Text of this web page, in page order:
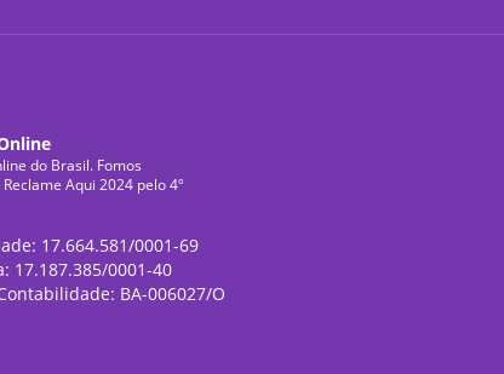
do Brasil. Fomos
Aqui 2024 pelo 4º
17.664.581/0001-69
17.187.385/0001-40
BA-006027/O